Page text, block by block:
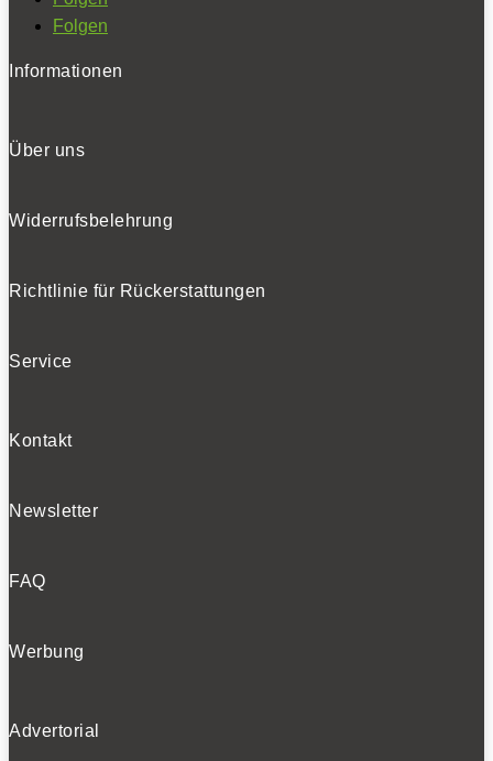
Folgen
Informationen
Über uns
Widerrufsbelehrung
Richtlinie für Rückerstattungen
Service
Kontakt
Newsletter
FAQ
Werbung
Advertorial